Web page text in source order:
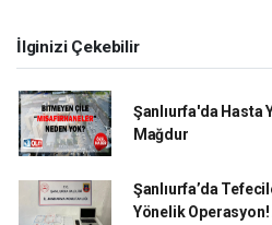
İlginizi Çekebilir
Şanlıurfa'da Hasta
Mağdur
Şanlıurfa’da
Yönelik Operasyon!